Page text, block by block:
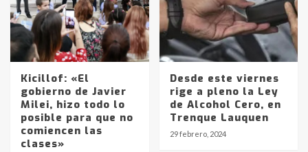
Kicillof: «El
gobierno de Javier
Milei, hizo todo lo
posible para que no
comiencen las
clases»
Desde este viernes
rige a pleno la Ley
de Alcohol Cero, en
Trenque Lauquen
29 febrero, 2024